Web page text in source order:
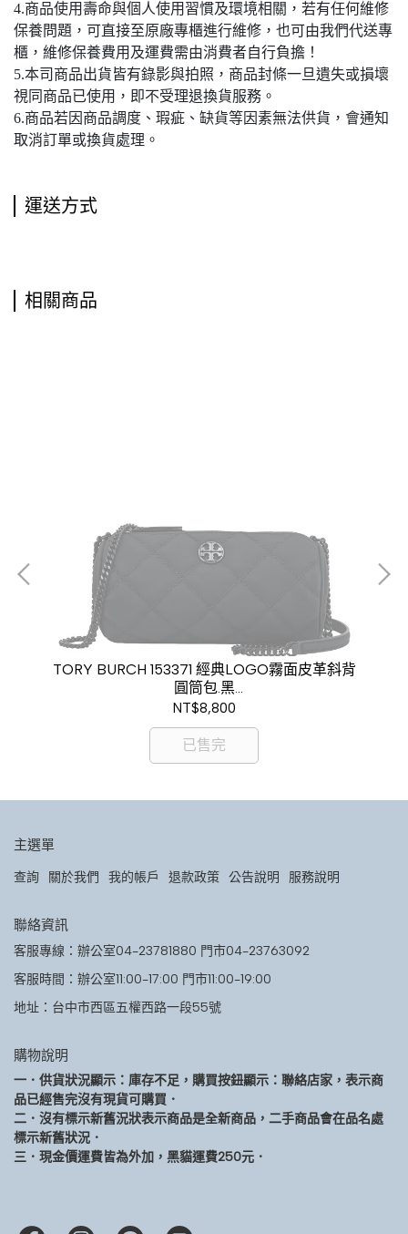
4.商品使用壽命與個人使用習慣及環境相關，若有任何維修
保養問題，可直接至原廠專櫃進行維修，也可由我們代送專
櫃，維修保養費用及運費需由消費者自行負擔！
5.本司商品出貨皆有錄影與拍照，商品封條一旦遺失或損壞
視同商品已使用，即不受理退換貨服務。
6.商品若因商品調度、瑕疵、缺貨等因素無法供貨，會通知
取消訂單或換貨處理。
運送方式
相關商品
TORY BURCH 153371 經典LOGO霧面皮革斜背
圓筒包.黑
現金價$7,800
NT$8,800
已售完
主選單
查詢 關於我們 我的帳戶 退款政策 公告說明 服務說明
聯絡資訊
客服專線：辦公室04-23781880 門市04-23763092
客服時間：辦公室11:00-17:00 門市11:00-19:00
地址：台中市西區五權西路一段55號
購物說明
一．供貨狀況顯示：庫存不足，購買按鈕顯示：聯絡店家，表示商
品已經售完沒有現貨可購買．
二．沒有標示新舊況狀表示商品是全新商品，二手商品會在品名處
標示新舊狀況．
三．現金價運費皆為外加，黑貓運費250元．